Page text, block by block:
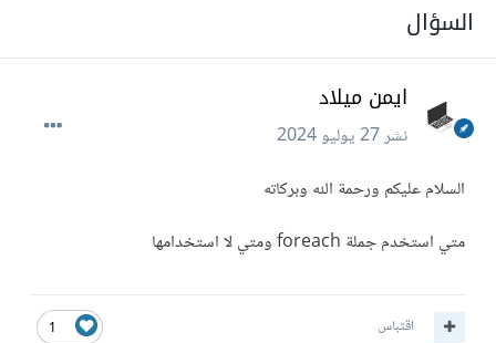
السؤال
ايمن ميلاد
نشر27 يوليو 2024
السلام عليكم ورحمة الله وبركاته
متي استخدم جملة foreach ومتي لا استخدامها
1 اقتباس